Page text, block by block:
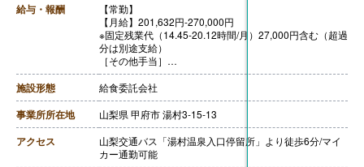
給与・報酬
【常勤】
【月給】201,632円-270,000円
※固定残業代（14.45-20.12時間/月）27,000円含む（超過
分は別途支給）
［その他手当］
・時間外勤務手当
・休日勤務手当
・深夜勤務手当（22:00-翌05:00）
・休業手当
【賞与】年2回
【通勤手当】あり（上限なし）※片道2km以上
【昇給】あり（年1回）
施設形態 給食委託会社
事業所所在地 山梨県 甲府市 湯村3-15-13
アクセス
山梨交通バス「湯村温泉入口停留所」より徒歩6分/マイ
カー通勤可能